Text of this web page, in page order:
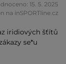
15. 5. 2025
na inSPORTline.cz
iridiových šťítů
se*u